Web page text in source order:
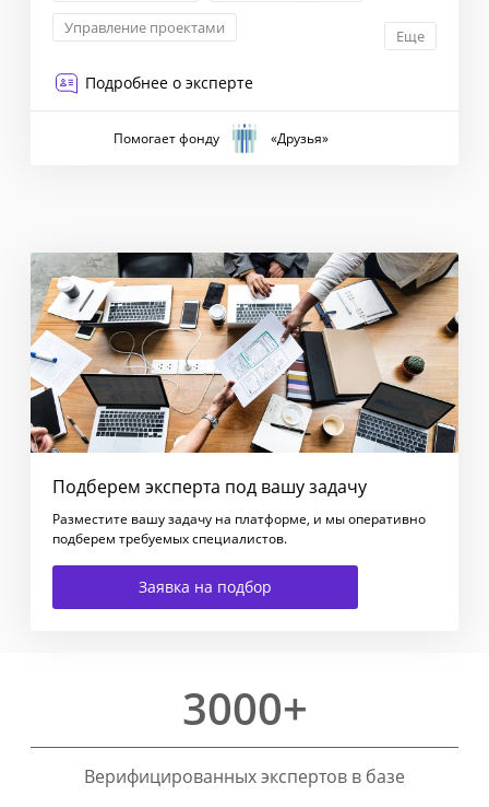
Управление проектами
Еще
Подробнее о эксперте
Помогает фонду «Друзья»
Подберем эксперта под вашу задачу
Разместите вашу задачу на платформе, и мы оперативно
подберем требуемых специалистов.
Заявка на подбор
3000+
Верифицированных экспертов в базе